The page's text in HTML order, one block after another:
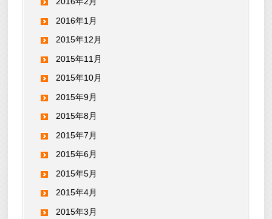
2016年1月
2015年12月
2015年11月
2015年10月
2015年9月
2015年8月
2015年7月
2015年6月
2015年5月
2015年4月
2015年3月